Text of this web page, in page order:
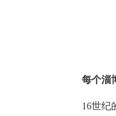
每个淄博
16世纪的“